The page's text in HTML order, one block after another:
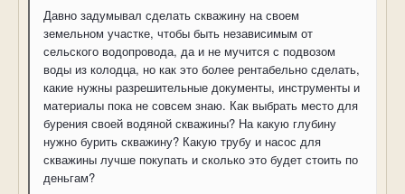
Давно задумывал сделать скважину на своем
земельном участке, чтобы быть независимым от
сельского водопровода, да и не мучится с подвозом
воды из колодца, но как это более рентабельно сделать,
какие нужны разрешительные документы, инструменты и
материалы пока не совсем знаю. Как выбрать место для
бурения своей водяной скважины? На какую глубину
нужно бурить скважину? Какую трубу и насос для
скважины лучше покупать и сколько это будет стоить по
деньгам?